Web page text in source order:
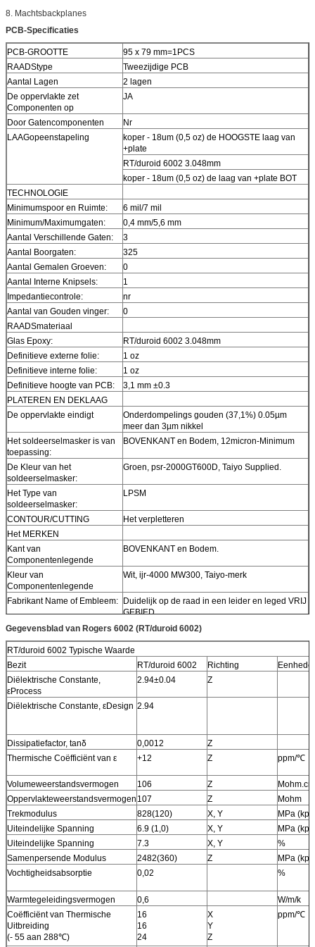
8. Machtsbackplanes
PCB-Specificaties
PCB-GROOTTE
95 x 79 mm=1PCS
RAADStype
Tweezijdige PCB
Aantal Lagen
2 lagen
De oppervlakte zet
Componenten op
JA
Door Gatencomponenten
Nr
LAAGopeenstapeling
koper - 18um (0,5 oz) de HOOGSTE laag van
+plate
RT/duroid 6002 3.048mm
koper - 18um (0,5 oz) de laag van +plate BOT
TECHNOLOGIE
Minimumspoor en Ruimte:
6 mil/7 mil
Minimum/Maximumgaten:
0,4 mm/5,6 mm
Aantal Verschillende Gaten:
3
Aantal Boorgaten:
325
Aantal Gemalen Groeven:
0
Aantal Interne Knipsels:
1
Impedantiecontrole:
nr
Aantal van Gouden vinger:
0
RAADSmateriaal
Glas Epoxy:
RT/duroid 6002 3.048mm
Definitieve externe folie:
1 oz
Definitieve interne folie:
1 oz
Definitieve hoogte van PCB:
3,1 mm ±0.3
PLATEREN EN DEKLAAG
De oppervlakte eindigt
Onderdompelings gouden (37,1%) 0.05µm
meer dan 3µm nikkel
Het soldeerselmasker is van
toepassing:
BOVENKANT en Bodem, 12micron-Minimum
De Kleur van het
soldeerselmasker:
Groen, psr-2000GT600D, Taiyo Supplied.
Het Type van
soldeerselmasker:
LPSM
CONTOUR/CUTTING
Het verpletteren
Het MERKEN
Kant van
Componentenlegende
BOVENKANT en Bodem.
Kleur van
Componentenlegende
Wit, ijr-4000 MW300, Taiyo-merk
Fabrikant Name of Embleem: Duidelijk op de raad in een leider en leged VRIJ
GEBIED
VIA
Geplateerd door gat (PTH), minimumgrootte
0.3mm.
FLAMIBILITY CLASSIFICATIE De Goedkeuring min. van UL 94-V0.
AFMETINGStolerantie
Overzichtsdimensie:
0,0059“
Raadsplateren:
0,0029“
Boortolerantie:
0,002“
TYPE VAN TE LEVEREN
KUNSTWERK
e-maildossier, Gerber rs-274-X, PCBDOC enz.
Gegevensblad van Rogers 6002 (RT/duroid 6002)
RT/duroid 6002 Typische Waarde
Bezit
RT/duroid 6002 Richting
Diëlektrische Constante,
εProcess
2.94±0.04 Z
Diëlektrische Constante, εDesign 2.94
Dissipatiefactor, tanδ 0,0012
Z
Thermische Coëfficiënt van ε
+12 Z ppm/℃
Volumeweerstandsvermogen 106 Z
Mohm.cm
Oppervlakteweerstandsvermogen 107 Z
Mohm
Trekmodulus
828(120) X, Y
MPa
Uiteindelijke Spanning
6.9 (1,0) X, Y
MPa
Uiteindelijke Spanning
7.3 X, Y
%
Samenpersende Modulus
2482(360) Z
MPa
Vochtigheidsabsorptie
0,02 %
Warmtegeleidingsvermogen 0,6
W/m/k
Coëfficiënt van Thermische
Uitbreiding
(- 55 aan 288℃)
16
16
24
X
Y
Z
ppm/℃